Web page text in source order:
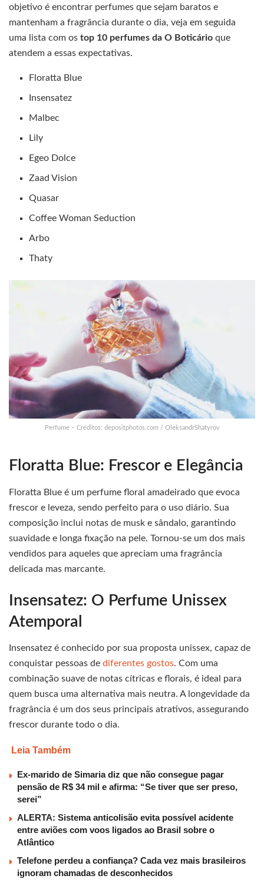
objetivo é encontrar perfumes que sejam baratos e
mantenham a fragrância durante o dia, veja em seguida
uma lista com os top 10 perfumes da O Boticário que
atendem a essas expectativas.
Floratta Blue
Insensatez
Malbec
Lily
Egeo Dolce
Zaad Vision
Quasar
Coffee Woman Seduction
Arbo
Thaty
Perfume – Créditos: depositphotos.com / OleksandrShatyrov
Floratta Blue: Frescor e Elegância
Floratta Blue é um perfume floral amadeirado que evoca
frescor e leveza, sendo perfeito para o uso diário. Sua
composição inclui notas de musk e sândalo, garantindo
suavidade e longa fixação na pele. Tornou-se um dos mais
vendidos para aqueles que apreciam uma fragrância
delicada mas marcante.
Insensatez: O Perfume Unissex
Atemporal
Insensatez é conhecido por sua proposta unissex, capaz de
conquistar pessoas de diferentes gostos. Com uma
combinação suave de notas cítricas e florais, é ideal para
quem busca uma alternativa mais neutra. A longevidade da
fragrância é um dos seus principais atrativos, assegurando
frescor durante todo o dia.
Leia Também
Ex-marido de Simaria diz que não consegue pagar
pensão de R$ 34 mil e afirma: “Se tiver que ser preso,
serei”
ALERTA: Sistema anticolisão evita possível acidente
entre aviões com voos ligados ao Brasil sobre o
Atlântico
Telefone perdeu a confiança? Cada vez mais brasileiros
ignoram chamadas de desconhecidos